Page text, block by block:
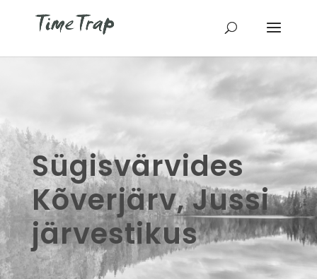
Sügisvärvides
Kõverjärv, Jussi
järvestikus